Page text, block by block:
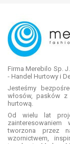
Firma Merebilo Sp.
- Handel Hurtowy i
Jesteśmy
włosów, pasków z
hurtową.
Od wielu lat
tworzona przez
wzornictwem,